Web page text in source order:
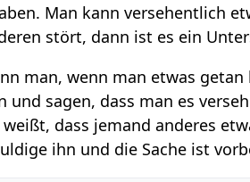
Man kann versehentlich
stört, dann ist es ein
man, wenn man etwas
und sagen, dass man es
dass jemand anderes
ihn und die Sache ist